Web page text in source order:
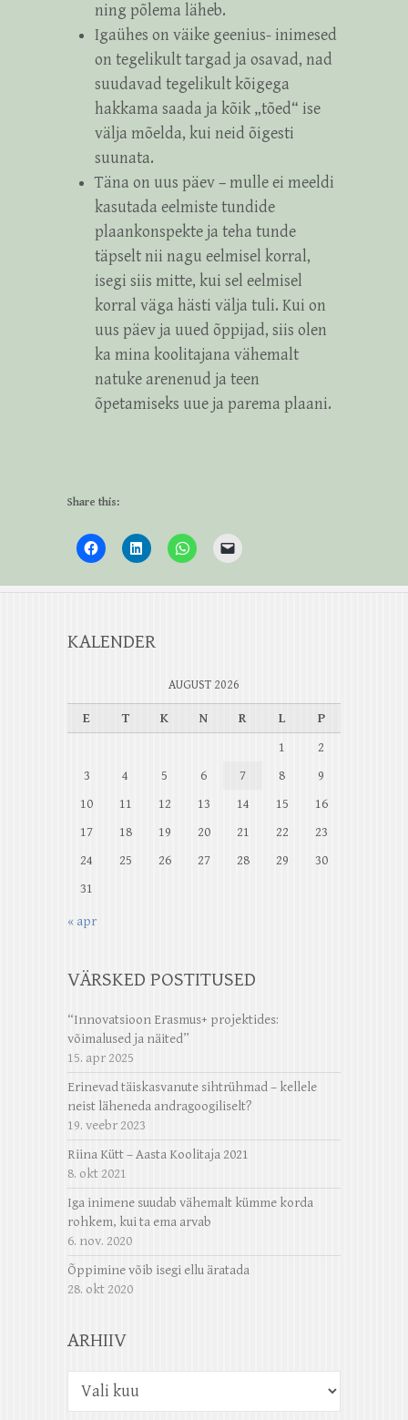
ning põlema läheb.
Igaühes on väike geenius- inimesed
on tegelikult targad ja osavad, nad
suudavad tegelikult kõigega
hakkama saada ja kõik „tõed“ ise
välja mõelda, kui neid õigesti
suunata.
Täna on uus päev – mulle ei meeldi
kasutada eelmiste tundide
plaankonspekte ja teha tunde
täpselt nii nagu eelmisel korral,
isegi siis mitte, kui sel eelmisel
korral väga hästi välja tuli. Kui on
uus päev ja uued õppijad, siis olen
ka mina koolitajana vähemalt
natuke arenenud ja teen
õpetamiseks uue ja parema plaani.
Share this:
KALENDER
AUGUST 2026
E T K N R L
P
1
2
3
4 5 6 7 8
9
10
11 12 13 14 15
16
17
18 19 20 21 22
23
24
25 26 27 28 29
30
31
« apr
VÄRSKED POSTITUSED
“Innovatsioon Erasmus+ projektides:
võimalused ja näited”
15. apr 2025
Erinevad täiskasvanute sihtrühmad – kellele
neist läheneda andragoogiliselt?
19. veebr 2023
Riina Kütt – Aasta Koolitaja 2021
8. okt 2021
Iga inimene suudab vähemalt kümme korda
rohkem, kui ta ema arvab
6. nov. 2020
Õppimine võib isegi ellu äratada
28. okt 2020
ARHIIV